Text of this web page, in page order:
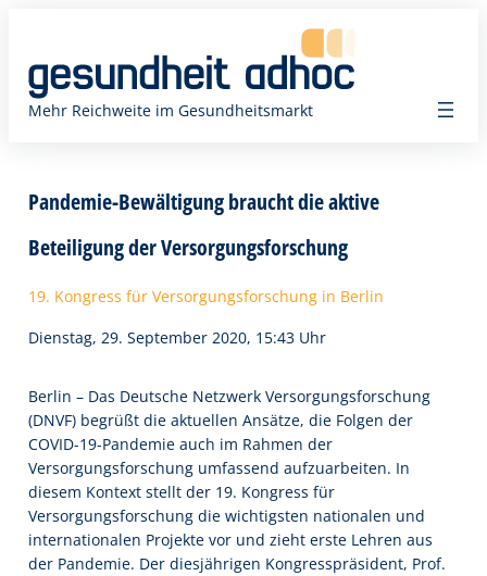
springen
Mehr Reichweite im Gesundheitsmarkt
Pandemie-Bewältigung braucht die aktive
Beteiligung der Versorgungsforschung
19. Kongress für Versorgungsforschung in Berlin
Dienstag, 29. September 2020, 15:43 Uhr
Berlin – Das Deutsche Netzwerk Versorgungsforschung
(DNVF) begrüßt die aktuellen Ansätze, die Folgen der
COVID-19-Pandemie auch im Rahmen der
Versorgungsforschung umfassend aufzuarbeiten. In
diesem Kontext stellt der 19. Kongress für
Versorgungsforschung die wichtigsten nationalen und
internationalen Projekte vor und zieht erste Lehren aus
der Pandemie. Der diesjährigen Kongresspräsident, Prof.